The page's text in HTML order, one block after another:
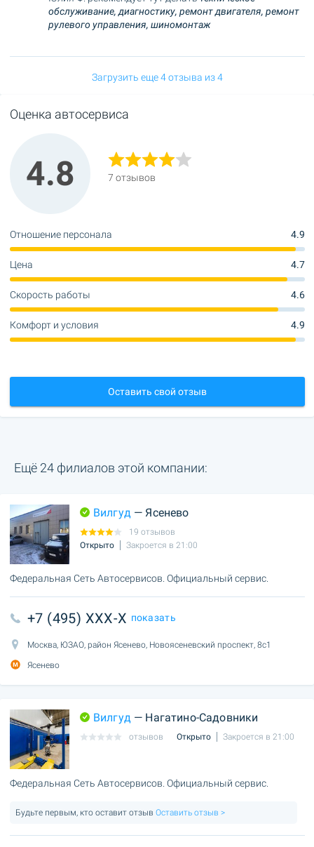
обслуживание, диагностику, ремонт двигателя, ремонт
рулевого управления, шиномонтаж
Загрузить еще 4 отзыва из 4
Оценка автосервиса
4.8 7 отзывов
Отношение персонала 4.9
Цена 4.7
Скорость работы 4.6
Комфорт и условия 4.9
Оставить свой отзыв
Ещё 24 филиалов этой компании:
Вилгуд — Ясенево
19 отзывов
Открыто
Закроется в 21:00
Федеральная Сеть Автосервисов. Официальный сервис.
+7 (495) XXX-X показать
Москва, ЮЗАО, район Ясенево, Новоясеневский проспект, 8с1
Ясенево
Вилгуд — Нагатино-Садовники
отзывов Открыто Закроется в 21:00
Федеральная Сеть Автосервисов. Официальный сервис.
Будьте первым, кто оставит отзыв Оставить отзыв >